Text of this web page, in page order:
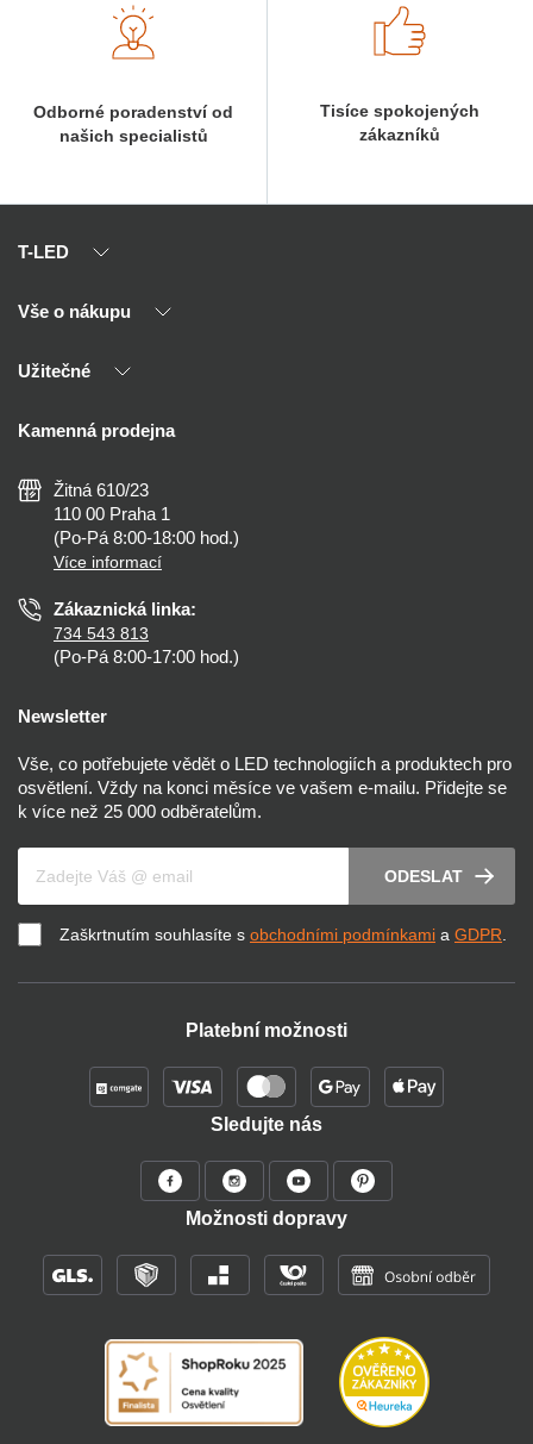
Odborné poradenství od
našich specialistů
Tisíce spokojených
zákazníků
T-LED
O nás
Kontakty
Vše o nákupu
Výhody T-LED
Montáž
Nejčastější dotazy
Než koupíte
Osvětlení dle místnosti
Užitečné
Reklamace a vrácení
Zásady ochrany soukromí
Nastavení cookies
Prohlášení o přístupnosti
Kamenná prodejna
Žitná 610/23
110 00 Praha 1
(Po-Pá 8:00-18:00 hod.)
Více informací
Zákaznická linka:
734 543 813
(Po-Pá 8:00-17:00 hod.)
Newsletter
Vše, co potřebujete vědět o LED technologiích a produktech pro
osvětlení. Vždy na konci měsíce ve vašem e-mailu. Přidejte se
k více než 25 000 odběratelům.
ODESLAT
Zaškrtnutím souhlasíte s obchodními podmínkami a GDPR.
Platební možnosti
Sledujte nás
Možnosti dopravy